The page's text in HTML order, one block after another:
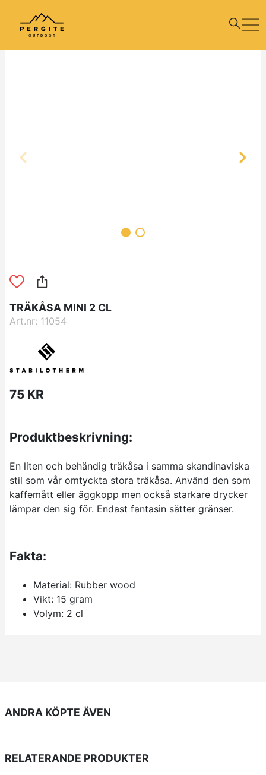
TRÄKÅSA MINI 2 CL
Art.nr: 11054
75 KR
Produktbeskrivning:
En liten och behändig träkåsa i samma skandinaviska
stil som vår omtyckta stora träkåsa. Använd den som
kaffemått eller äggkopp men också starkare drycker
lämpar den sig för. Endast fantasin sätter gränser.
Fakta:
Material: Rubber wood
Vikt: 15 gram
Volym: 2 cl
ANDRA KÖPTE ÄVEN
RELATERANDE PRODUKTER